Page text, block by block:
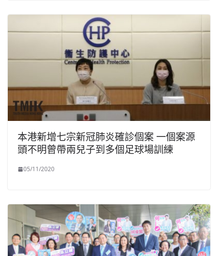
本港新增七宗新冠肺炎確診個案 一個案源
頭不明曾帶兩兒子到多個足球場訓練
05/11/2020